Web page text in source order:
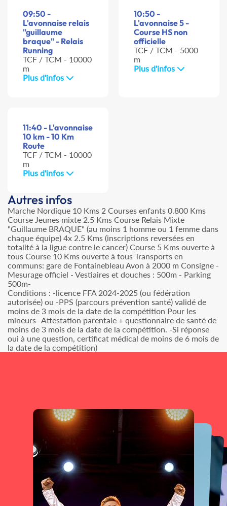
09:50 -
L'avonnaise relais
"guillaume
braque" - Relais
Running
TCF / TCM - 10000
m
Plus d'infos
10:50 -
L'avonnaise 5 -
Course HS non
officielle
TCF / TCM - 5000
m
Plus d'infos
11:40 - L'avonnaise
10 km - 10 Km
Route
TCF / TCM - 10000
m
Plus d'infos
Autres infos
Marche Nordique 10 Kms 2 Courses enfants 0.800 Kms
Course Jeunes mixte 2.5 Kms Course Relais Mixte
"Guillaume BRAQUE" (au moins 1 homme ou 1 femme dans
chaque équipe) 4x 2.5 Kms (inscriptions reversées en
totalité à la ligue contre le cancer) Course 5 Kms ouverte à
tous Course 10 Kms ouverte à tous Transports en
communs: gare de Fontainebleau Avon à 2000 m Consigne -
Mesurage officiel - Vestiaires et douches : 500m - Parking
500m-
Conditions : -licence FFA 2024-2025 (ou fédération
autorisée) ou -PPS (parcours prévention santé) validé de
moins de 3 mois de la date de la compétition Pour les
mineurs -Attestation parentale + questionnaire de santé de
moins de 3 mois de la date de la compétition. -Si réponse
oui à une question, certificat médical de moins de 6 mois de
la date de la compétition)